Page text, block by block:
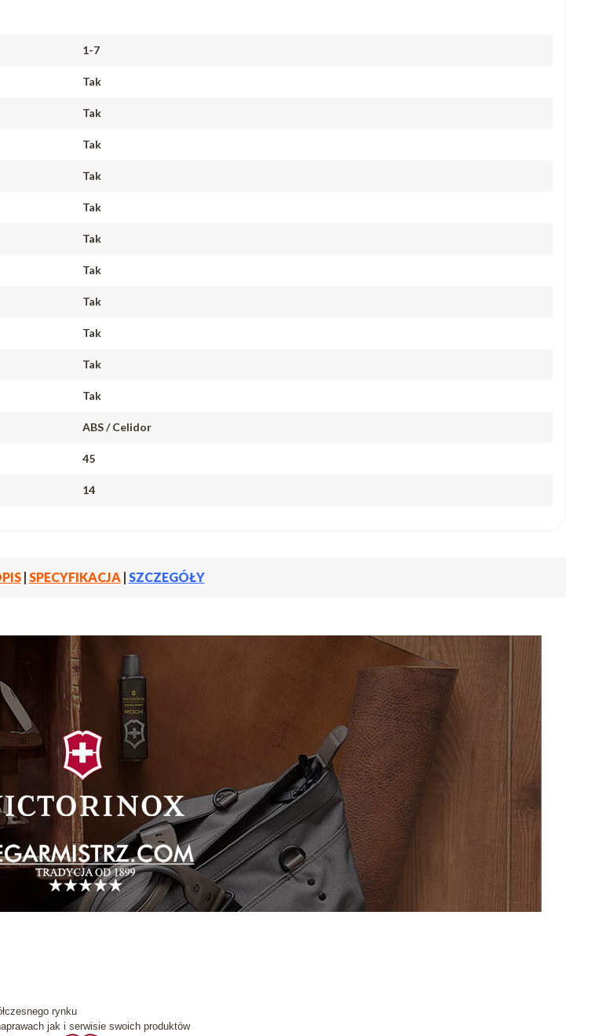
1-7
Tak
Tak
Tak
Tak
Tak
Tak
Tak
Tak
Tak
Tak
Tak
ABS / Celidor
45
14
| SPECYFIKACJA| SZCZEGÓŁY
rynku
jak i serwisie swoich produktów